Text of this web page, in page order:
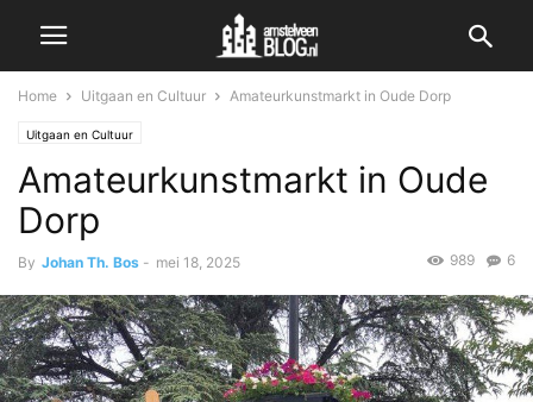
Home Uitgaan en Cultuur Amateurkunstmarkt in Oude Dorp
Uitgaan en Cultuur
Amateurkunstmarkt in Oude
Dorp
By Johan Th. Bos - mei 18, 2025 6
989